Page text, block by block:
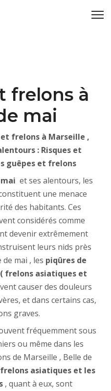
frelons à
mai
frelons à Marseille ,
: Risques et
guêpes et frelons
et ses alentours, les
une menace
des habitants. Ces
considérés comme
devenir extrêmement
leurs nids près
mai , les piqûres de
frelons asiatiques et
causer des douleurs
et dans certains cas,
graves.
fréquemment sous
ou même dans les
de Marseille , Belle de
frelons asiatiques et les
, quant à eux, sont